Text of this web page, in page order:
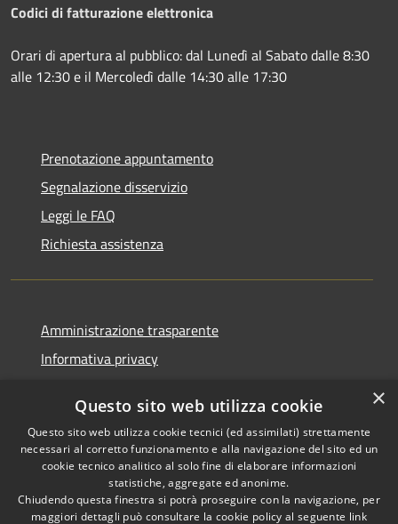
Codici di fatturazione elettronica
Orari di apertura al pubblico: dal Lunedì al Sabato dalle 8:30
alle 12:30 e il Mercoledì dalle 14:30 alle 17:30
Prenotazione appuntamento
Segnalazione disservizio
Leggi le FAQ
Richiesta assistenza
Amministrazione trasparente
Informativa privacy
Dichiarazione di accessibilità
RSS
Copyright © 2026 • Comune di
×
Questo sito web utilizza cookie
Questo sito web utilizza cookie tecnici (ed assimilati) strettamente
necessari al corretto funzionamento e alla navigazione del sito ed un
cookie tecnico analitico al solo fine di elaborare informazioni
statistiche, aggregate ed anonime.
Chiudendo questa finestra si potrà proseguire con la navigazione, per
maggiori dettagli può consultare la cookie policy al seguente link